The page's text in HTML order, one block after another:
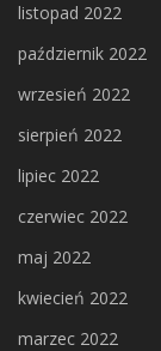
listopad 2022
październik 2022
wrzesień 2022
sierpień 2022
lipiec 2022
czerwiec 2022
maj 2022
kwiecień 2022
marzec 2022